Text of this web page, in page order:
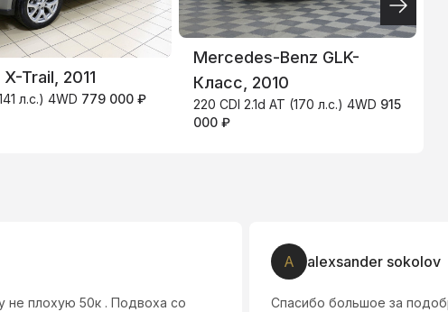
Trail, 2011
л.с.) 4WD 779 000 ₽
Mercedes-Benz GLK-
Класс, 2010
220 CDI 2.1d AT (170 л.с.) 4WD 915
000 ₽
%
не плохую 50к . Подвоха со
A alexsander sokolov
Спасибо большое за